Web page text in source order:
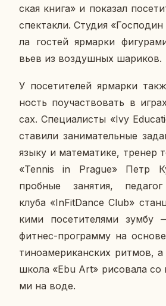
ская книга» и по­ка­зал
спек­так­ли. Студия
ла гостей яр­мар­ки
вьев из воз­душ­ных ша­ри­ков.
У по­се­ти­те­лей яр­мар­ки
ность по­участ­во­вать в
сах. Спе­ци­а­ли­сты «Ivy
ста­ви­ли за­ни­ма­тель­ные
языку и ма­те­ма­ти­ке, тренер
«Tennis in Prague» Петр
проб­ные за­ня­тия, пе­да­гог
клуба «InFitDance Club»
ки­ми по­се­ти­те­ля­ми зумбу
фитнес-про­грам­му на
ти­но­аме­ри­кан­ских ритмов,
школа «Ebu Art» ри­со­ва­ла
ми на воде.